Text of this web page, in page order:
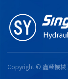
Copyright © 鑫榮機械